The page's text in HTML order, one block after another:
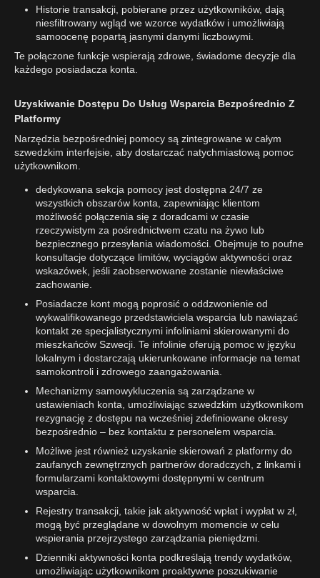
Historie transakcji, pobierane przez użytkowników, dają
niesfiltrowany wgląd we wzorce wydatków i umożliwiają
samoocenę popartą jasnymi danymi liczbowymi.
Te połączone funkcje wspierają zdrowe, świadome decyzje dla
każdego posiadacza konta.
Uzyskiwanie Dostępu Do Usług Wsparcia Bezpośrednio Z
Platformy
Narzędzia bezpośredniej pomocy są zintegrowane w całym
szwedzkim interfejsie, aby dostarczać natychmiastową pomoc
użytkownikom.
dedykowana sekcja pomocy jest dostępna 24/7 ze
wszystkich obszarów konta, zapewniając klientom
możliwość połączenia się z doradcami w czasie
rzeczywistym za pośrednictwem czatu na żywo lub
bezpiecznego przesyłania wiadomości. Obejmuje to poufne
konsultacje dotyczące limitów, wyciągów aktywności oraz
wskazówek, jeśli zaobserwowane zostanie niewłaściwe
zachowanie.
Posiadacze kont mogą poprosić o oddzwonienie od
wykwalifikowanego przedstawiciela wsparcia lub nawiązać
kontakt ze specjalistycznymi infoliniami skierowanymi do
mieszkańców Szwecji. Te infolinie oferują pomoc w języku
lokalnym i dostarczają ukierunkowane informacje na temat
samokontroli i zdrowego zaangażowania.
Mechanizmy samowykluczenia są zarządzane w
ustawieniach konta, umożliwiając szwedzkim użytkownikom
rezygnację z dostępu na wcześniej zdefiniowane okresy
bezpośrednio – bez kontaktu z personelem wsparcia.
Możliwe jest również uzyskanie skierowań z platformy do
zaufanych zewnętrznych partnerów doradczych, z linkami i
formularzami kontaktowymi dostępnymi w centrum
wsparcia.
Rejestry transakcji, takie jak aktywność wpłat i wypłat w zł,
mogą być przeglądane w dowolnym momencie w celu
wspierania przejrzystego zarządzania pieniędzmi.
Dzienniki aktywności konta podkreślają trendy wydatków,
umożliwiając użytkownikom proaktywne poszukiwanie